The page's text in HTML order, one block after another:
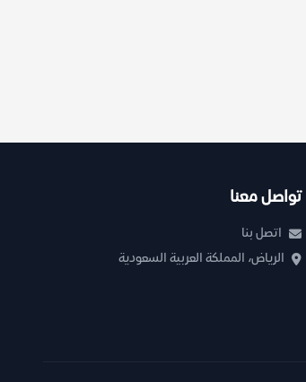
تواصل معنا
اتصل بنا
الرياض، المملكة العربية السعودية